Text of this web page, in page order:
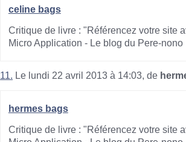
celine bags
Critique de livre : "Référencez votre site
Micro Application - Le blog du Pere-nono
11. Le lundi 22 avril 2013 à 14:03, de
hermes bags
Critique de livre : "Référencez votre site